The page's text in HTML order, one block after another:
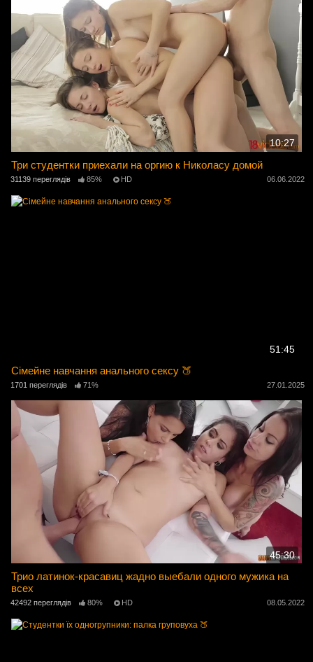
10:27
Три студентки приехали на оргию к Николасу домой
31139 переглядів 85% HD 06.06.2022
51:45
Сімейне навчання анального сексу 🍑
1701 переглядів 71% 27.01.2025
45:30
Трио латинок-красавиц жадно выебали одного мужика на
всех
42492 переглядів 80% HD 08.05.2022